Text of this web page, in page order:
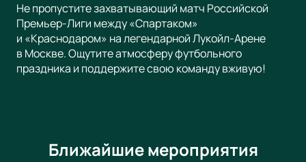
Не пропустите захватывающий матч Российской
Премьер-Лиги между «Спартаком»
и «Краснодаром» на легендарной Лукойл-Арене
в Москве. Ощутите атмосферу футбольного
праздника и поддержите свою команду вживую!
Ближайшие мероприятия